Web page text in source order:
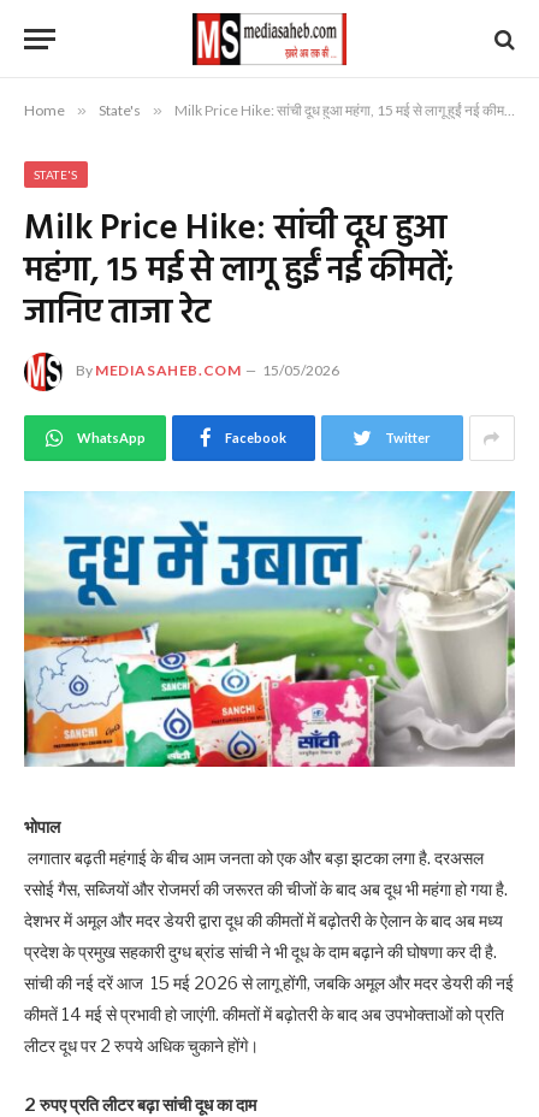
Home » State's » Milk Price Hike: सांची दूध हुआ महंगा, 15 मई से लागू हुईं नई कीमतें; जानिए ताजा रेट
STATE'S
Milk Price Hike: सांची दूध हुआ
महंगा, 15 मई से लागू हुईं नई कीमतें;
जानिए ताजा रेट
By MEDIASAHEB.COM 15/05/2026
WhatsApp Facebook Twitter
भोपाल
लगातार बढ़ती महंगाई के बीच आम जनता को एक और बड़ा झटका लगा है. दरअसल
रसोई गैस, सब्जियों और रोजमर्रा की जरूरत की चीजों के बाद अब दूध भी महंगा हो गया है.
देशभर में अमूल और मदर डेयरी द्वारा दूध की कीमतों में बढ़ोतरी के ऐलान के बाद अब मध्य
प्रदेश के प्रमुख सहकारी दुग्ध ब्रांड सांची ने भी दूध के दाम बढ़ाने की घोषणा कर दी है.
सांची की नई दरें आज 15 मई 2026 से लागू होंगी, जबकि अमूल और मदर डेयरी की नई
कीमतें 14 मई से प्रभावी हो जाएंगी. कीमतों में बढ़ोतरी के बाद अब उपभोक्ताओं को प्रति
लीटर दूध पर 2 रुपये अधिक चुकाने होंगे।
2 रुपए प्रति लीटर बढ़ा सांची दूध का दाम